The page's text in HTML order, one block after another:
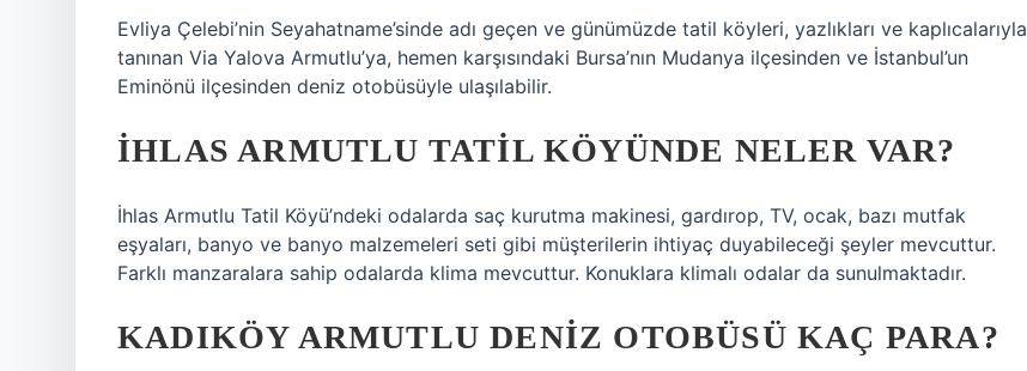
Evliya Çelebi’nin Seyahatname’sinde adı geçen ve günümüzde tatil köyleri, yazlıkları ve kaplıcalarıyla
tanınan Via Yalova Armutlu’ya, hemen karşısındaki Bursa’nın Mudanya ilçesinden ve İstanbul’un
Eminönü ilçesinden deniz otobüsüyle ulaşılabilir.
İHLAS ARMUTLU TATIL KÖYÜNDE NELER VAR?
İhlas Armutlu Tatil Köyü’ndeki odalarda saç kurutma makinesi, gardırop, TV, ocak, bazı mutfak
eşyaları, banyo ve banyo malzemeleri seti gibi müşterilerin ihtiyaç duyabileceği şeyler mevcuttur.
Farklı manzaralara sahip odalarda klima mevcuttur. Konuklara klimalı odalar da sunulmaktadır.
KADIKÖY ARMUTLU DENIZ OTOBÜSÜ KAÇ PARA?